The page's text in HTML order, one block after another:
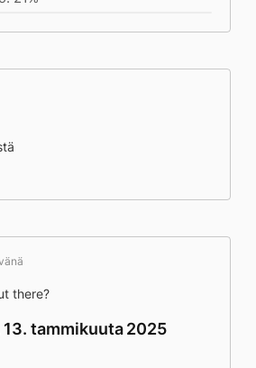
there?
13. tammikuuta 2025